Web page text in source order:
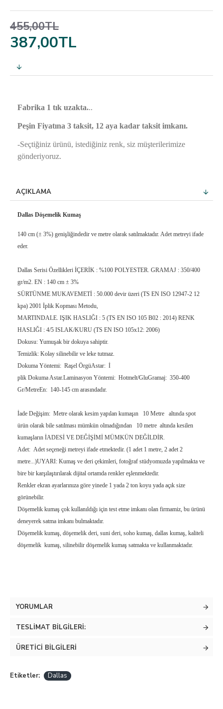
387,00TL
455,00TL
Fabrika 1 tık uzakta...
Peşin Fiyatına 3 taksit, 12 aya kadar taksit imkanı.
-Seçtiğiniz ürünü, istediğiniz renk, siz müşterilerimize
gönderiyoruz.
AÇIKLAMA
Dallas Döşemelik Kumaş
140 cm (± 3%) genişliğindedir ve metre olarak satılmaktadır. Adet metreyi ifade
eder.
Dallas Serisi Özellikleri İÇERİK : %100 POLYESTER. GRAMAJ : 350/400
gr/m2. EN : 140 cm ± 3%
SÜRTÜNME MUKAVEMETİ : 50.000 devir üzeri (TS EN ISO 12947-2 12
kpa) 2001 İplik Kopması Metodu,
MARTINDALE. IŞIK HASLIĞI : 5 (TS EN ISO 105 B02 : 2014) RENK
HASLIĞI : 4/5 ISLAK/KURU (TS EN ISO 105x12: 2006)
Dokusu: Yumuşak bir dokuya sahiptir.
Temizlik: Kolay silinebilir ve leke tutmaz.
Dokuma Yöntemi: Raşel ÖrgüAstar: İ
plik Dokuma Astar.Laminasyon Yöntemi: Hotmelt/GluGramaj: 350-400
Gr/MetreEn: 140-145 cm arasındadır.
İade Değişim: Metre olarak kesim yapılan kumaşın 10 Metre altında spot
ürün olarak bile satılması mümkün olmadığından 10 metre altında kesilen
kumaşların İADESİ VE DEĞİŞİMİ MÜMKÜN DEĞİLDİR.
Adet: Adet seçeneği metreyi ifade etmektedir. (1 adet 1 metre, 2 adet 2
metre...)UYARI: Kumaş ve deri çekimleri, fotoğraf stüdyomuzda yapılmakta ve
bire bir karşılaştırılarak dijital ortamda renkler eşlenmektedir.
Renkler ekran ayarlarınıza göre yinede 1 yada 2 ton koyu yada açık size
görünebilir.
Döşemelik kumaş çok kullanıldığı için test etme imkanı olan firmamiz, bu ürünü
deneyerek satma imkanı bulmaktadır.
Döşemelik kumaş, döşemelik deri, suni deri, soho kumaş, dallas kumaş, kaliteli
döşemelik kumaş, silinebilir döşemelik kumaş satmakta ve kullanmaktadır.
YORUMLAR
TESLIMAT BILGILERI:
ÜRETICI BILGILERI
Etiketler: Dallas